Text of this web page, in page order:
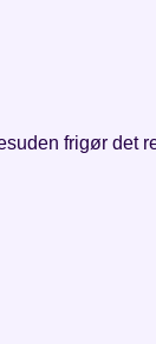
frigør det